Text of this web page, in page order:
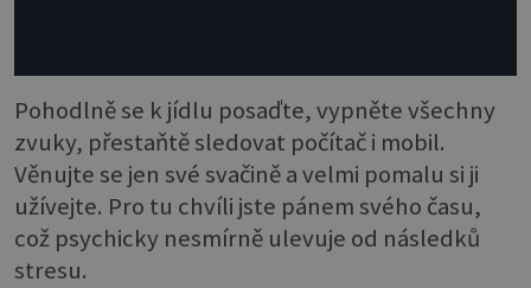
Pohodlně se k jídlu posaďte, vypněte všechny
zvuky, přestaňtě sledovat počítač i mobil.
Věnujte se jen své svačině a velmi pomalu si ji
užívejte. Pro tu chvíli jste pánem svého času,
což psychicky nesmírně ulevuje od následků
stresu.